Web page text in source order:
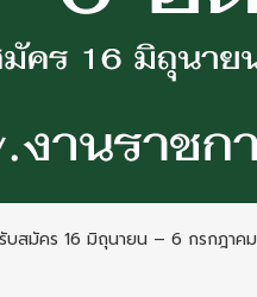
บสมัคร 16 มิถุนายน – 6 กรกฎาคม